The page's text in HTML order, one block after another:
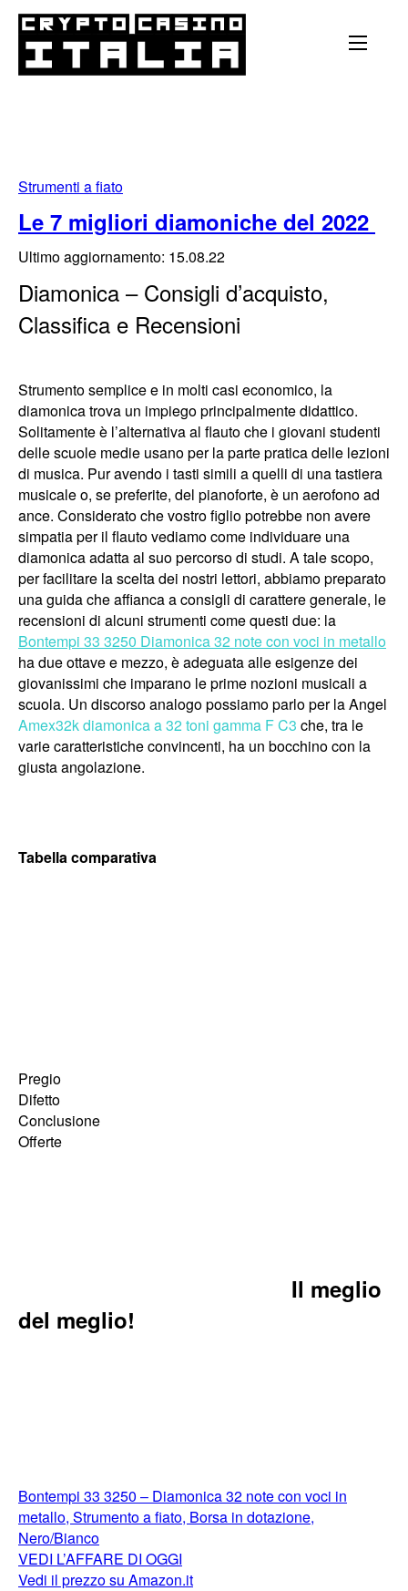
Strumenti a fiato
Le 7 migliori diamoniche del 2022
Ultimo aggiornamento: 15.08.22
Diamonica – Consigli d’acquisto,
Classifica e Recensioni
Strumento semplice e in molti casi economico, la
diamonica trova un impiego principalmente didattico.
Solitamente è l’alternativa al flauto che i giovani studenti
delle scuole medie usano per la parte pratica delle lezioni
di musica. Pur avendo i tasti simili a quelli di una tastiera
musicale o, se preferite, del pianoforte, è un aerofono ad
ance. Considerato che vostro figlio potrebbe non avere
simpatia per il flauto vediamo come individuare una
diamonica adatta al suo percorso di studi. A tale scopo,
per facilitare la scelta dei nostri lettori, abbiamo preparato
una guida che affianca a consigli di carattere generale, le
recensioni di alcuni strumenti come questi due: la
Bontempi 33 3250 Diamonica 32 note con voci in metallo
ha due ottave e mezzo, è adeguata alle esigenze dei
giovanissimi che imparano le prime nozioni musicali a
scuola. Un discorso analogo possiamo parlo per la Angel
Amex32k diamonica a 32 toni gamma F C3 che, tra le
varie caratteristiche convincenti, ha un bocchino con la
giusta angolazione.
Tabella comparativa
Pregio
Difetto
Conclusione
Offerte
Il meglio
del meglio!
Bontempi 33 3250 – Diamonica 32 note con voci in
metallo, Strumento a fiato, Borsa in dotazione,
Nero/Bianco
VEDI L’AFFARE DI OGGI
Vedi il prezzo su Amazon.it